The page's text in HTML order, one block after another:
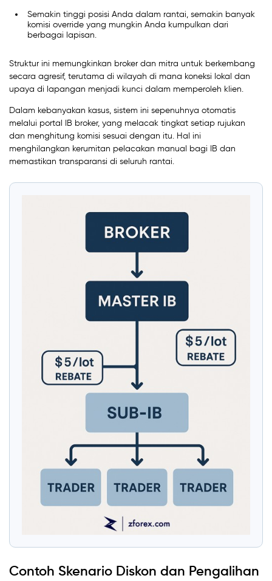
Semakin tinggi posisi Anda dalam rantai, semakin banyak
komisi override yang mungkin Anda kumpulkan dari
berbagai lapisan.
Struktur ini memungkinkan broker dan mitra untuk berkembang
secara agresif, terutama di wilayah di mana koneksi lokal dan
upaya di lapangan menjadi kunci dalam memperoleh klien.
Dalam kebanyakan kasus, sistem ini sepenuhnya otomatis
melalui portal IB broker, yang melacak tingkat setiap rujukan
dan menghitung komisi sesuai dengan itu. Hal ini
menghilangkan kerumitan pelacakan manual bagi IB dan
memastikan transparansi di seluruh rantai.
Contoh Skenario Diskon dan Pengalihan